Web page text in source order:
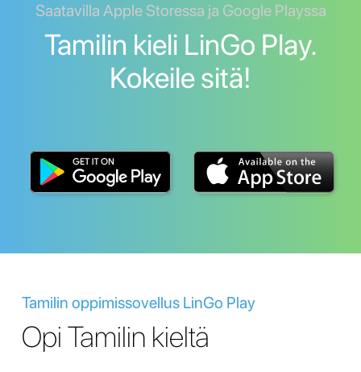
Saatavilla Apple Storessa ja Google Playssa
Tamilin kieli LinGo Play.
Kokeile sitä!
Tamilin oppimissovellus LinGo Play
Opi Tamilin kieltä